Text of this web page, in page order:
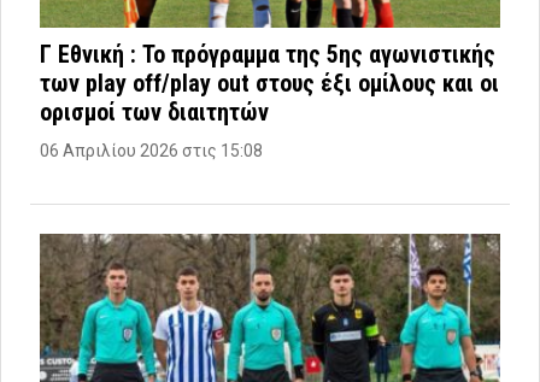
Γ Εθνική : Το πρόγραμμα της 5ης αγωνιστικής
των play off/play out στους έξι ομίλους και οι
ορισμοί των διαιτητών
06 Απριλίου 2026 στις 15:08